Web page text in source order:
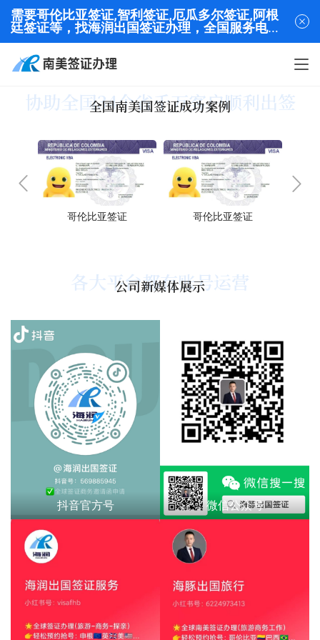
全国南美国签证成功案例
协助全国34个省千万客户顺利出签
哥伦比亚签证 哥伦比亚签证
公司新媒体展示
各大平台都有账号运营
抖音官方号 微信公众号
需要哥伦比亚签证,智利签证,厄瓜多尔签证,阿根
廷签证等，找海润出国签证办理，全国服务电话
13320282001